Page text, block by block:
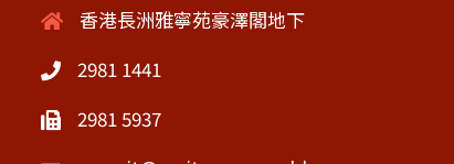
香港長洲雅寧苑豪澤閣地下
2981 1441
2981 5937